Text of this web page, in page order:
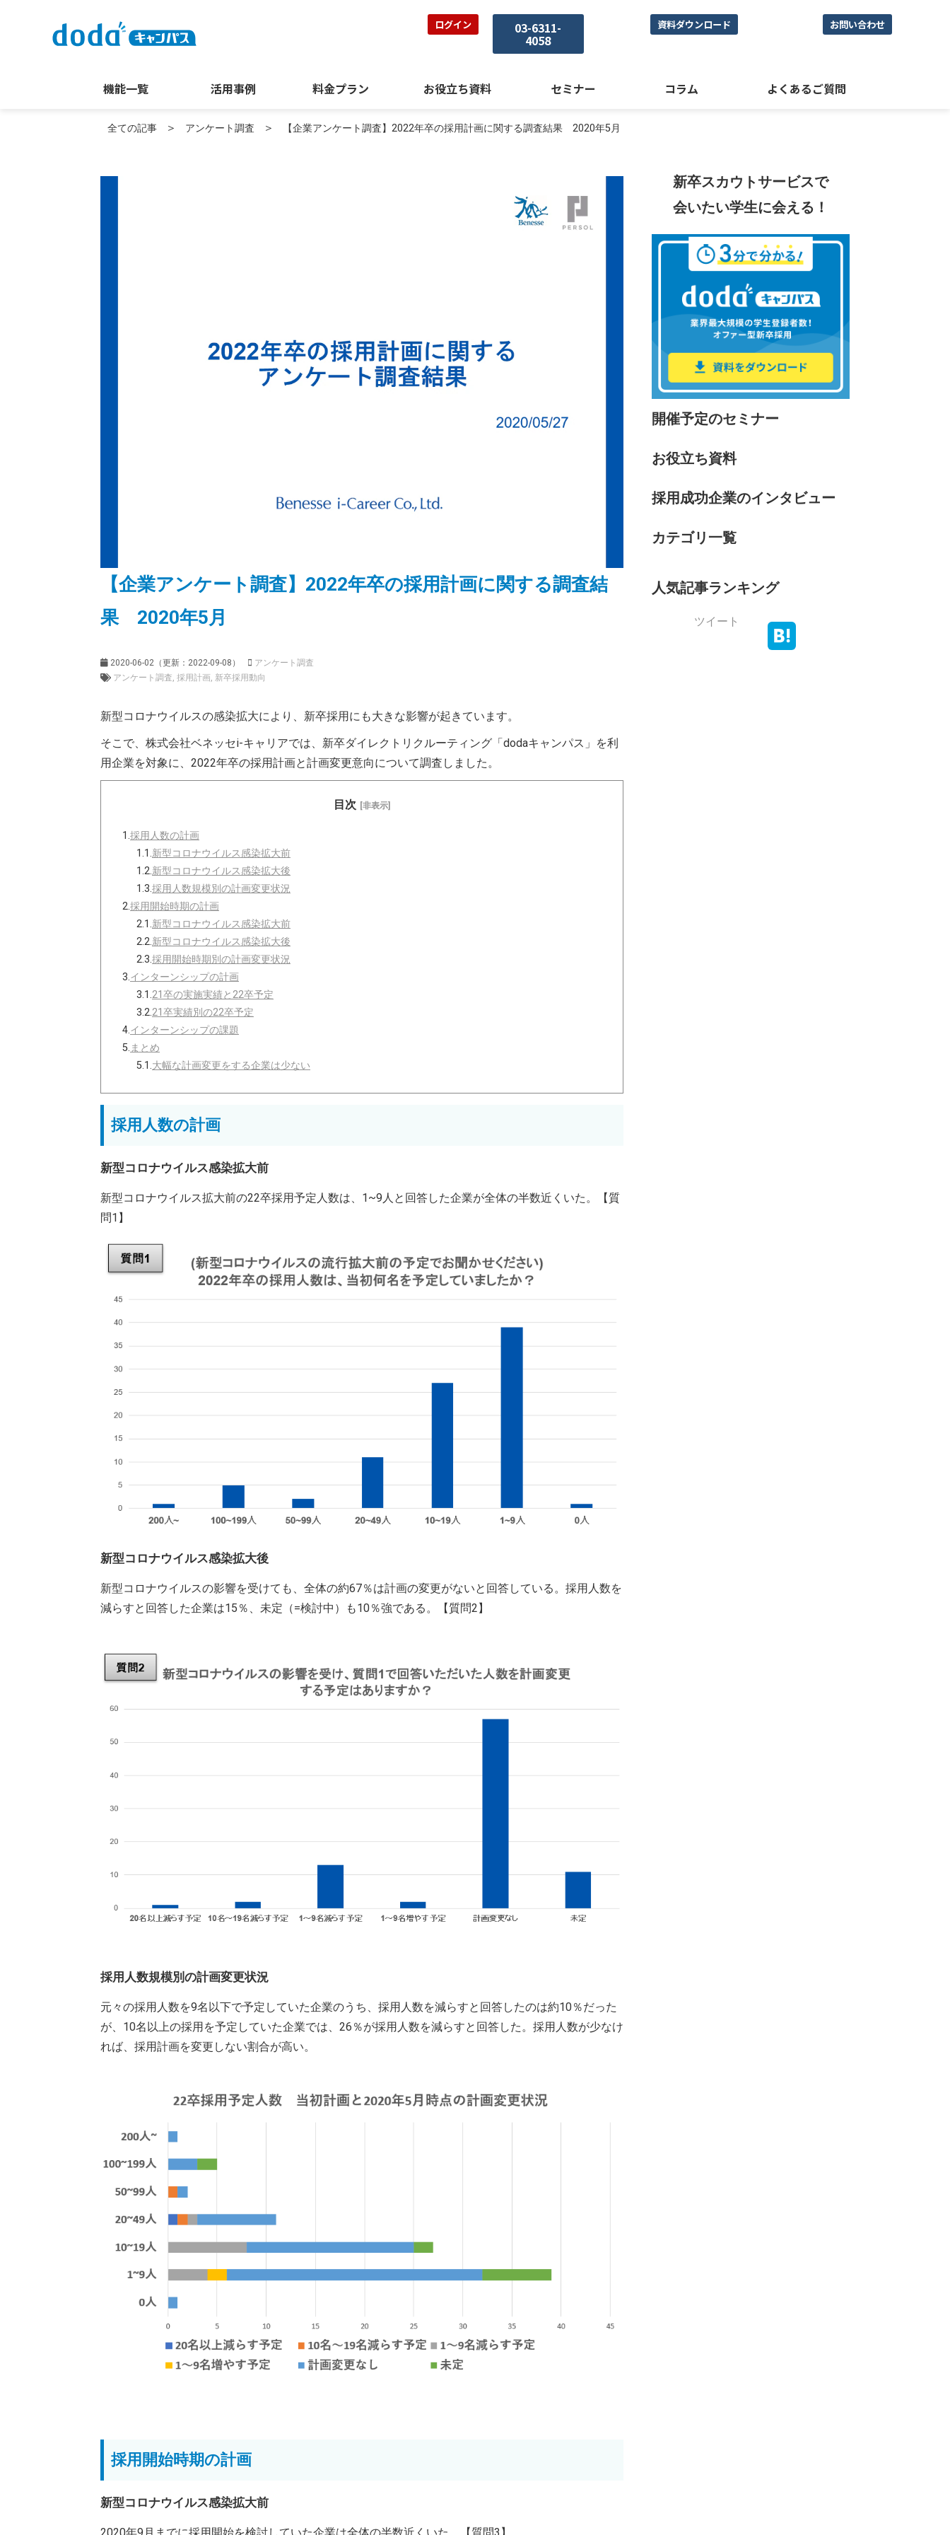
ログイン 03-6311-
4058
資料ダウンロード お問い合わせ
機能一覧 活用事例 料金プラン お役立ち資料 セミナー コラム よくあるご質問
全ての記事 アンケート調査 【企業アンケート調査】2022年卒の採用計画に関する調査結果 2020年5月
【企業アンケート調査】2022年卒の採用計画に関する調査結
果 2020年5月
2020-06-02 （更新： 2022-09-08 ）
アンケート調査
アンケート調査 採用計画 新卒採用動向
新型コロナウイルスの感染拡大により、新卒採用にも大きな影響が起きています。
そこで、株式会社ベネッセi-キャリアでは、新卒ダイレクトリクルーティング「dodaキャンパス」を利
用企業を対象に、2022年卒の採用計画と計画変更意向について調査しました。
目次 [非表示]
1.採用人数の計画
1.1.新型コロナウイルス感染拡大前
1.2.新型コロナウイルス感染拡大後
1.3.採用人数規模別の計画変更状況
2.採用開始時期の計画
2.1.新型コロナウイルス感染拡大前
2.2.新型コロナウイルス感染拡大後
2.3.採用開始時期別の計画変更状況
3.インターンシップの計画
3.1.21卒の実施実績と22卒予定
3.2.21卒実績別の22卒予定
4.インターンシップの課題
5. まとめ
5.1.大幅な計画変更をする企業は少ない
採用人数の計画
新型コロナウイルス感染拡大前
新型コロナウイルス拡大前の22卒採用予定人数は、1~9人と回答した企業が全体の半数近くいた。【質
問1】
新型コロナウイルス感染拡大後
新型コロナウイルスの影響を受けても、全体の約67％は計画の変更がないと回答している。採用人数を
減らすと回答した企業は15％、未定（=検討中）も10％強である。【質問2】
採用人数規模別の計画変更状況
元々の採用人数を9名以下で予定していた企業のうち、採用人数を減らすと回答したのは約10％だった
が、10名以上の採用を予定していた企業では、26％が採用人数を減らすと回答した。採用人数が少なけ
れば、採用計画を変更しない割合が高い。
採用開始時期の計画
新型コロナウイルス感染拡大前
新卒スカウトサービスで
会いたい学生に会える！
開催予定のセミナー
お役立ち資料
採用成功企業のインタビュー
カテゴリ一覧
人気記事ランキング
ツイート